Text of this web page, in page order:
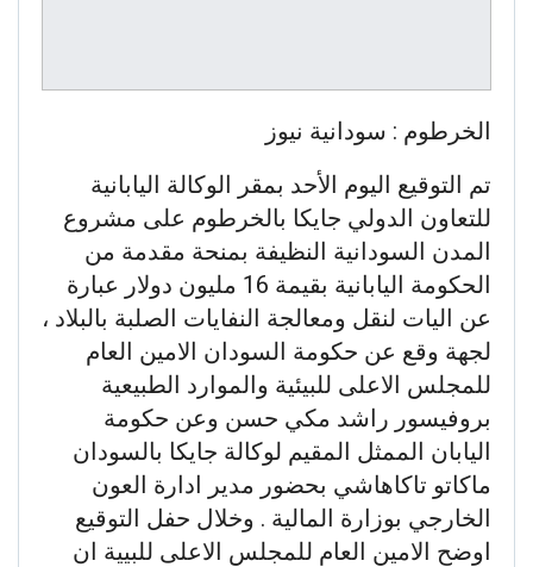
الخرطوم : سودانية نيوز
تم التوقيع اليوم الأحد بمقر الوكالة اليابانية
للتعاون الدولي جايكا بالخرطوم على مشروع
المدن السودانية النظيفة بمنحة مقدمة من
الحكومة اليابانية بقيمة 16 مليون دولار عبارة
عن اليات لنقل ومعالجة النفايات الصلبة بالبلاد ،
لجهة وقع عن حكومة السودان الامين العام
للمجلس الاعلى للبيئية والموارد الطبيعية
بروفيسور راشد مكي حسن وعن حكومة
اليابان الممثل المقيم لوكالة جايكا بالسودان
ماكاتو تاكاهاشي بحضور مدير ادارة العون
الخارجي بوزارة المالية . وخلال حفل التوقيع
اوضح الامين العام للمجلس الاعلى للبيية ان